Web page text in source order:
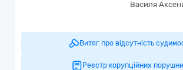
Василя
Витяг про відсутність
Реєстр корупційних